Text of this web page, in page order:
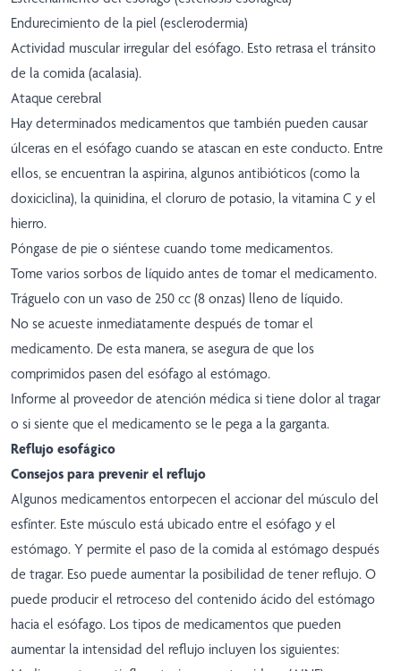
Endurecimiento de la piel (esclerodermia)
Actividad muscular irregular del esófago. Esto retrasa el tránsito
de la comida (acalasia).
Ataque cerebral
Hay determinados medicamentos que también pueden causar
úlceras en el esófago cuando se atascan en este conducto. Entre
ellos, se encuentran la aspirina, algunos antibióticos (como la
doxiciclina), la quinidina, el cloruro de potasio, la vitamina C y el
hierro.
Póngase de pie o siéntese cuando tome medicamentos.
Tome varios sorbos de líquido antes de tomar el medicamento.
Tráguelo con un vaso de 250 cc (8 onzas) lleno de líquido.
No se acueste inmediatamente después de tomar el
medicamento. De esta manera, se asegura de que los
comprimidos pasen del esófago al estómago.
Informe al proveedor de atención médica si tiene dolor al tragar
o si siente que el medicamento se le pega a la garganta.
Reflujo esofágico
Consejos para prevenir el reflujo
Algunos medicamentos entorpecen el accionar del músculo del
esfínter. Este músculo está ubicado entre el esófago y el
estómago. Y permite el paso de la comida al estómago después
de tragar. Eso puede aumentar la posibilidad de tener reflujo. O
puede producir el retroceso del contenido ácido del estómago
hacia el esófago. Los tipos de medicamentos que pueden
aumentar la intensidad del reflujo incluyen los siguientes: